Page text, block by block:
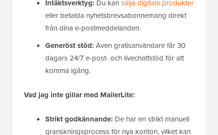
Intäktsverktyg: Du kan sälja digitala produkter
eller betalda nyhetsbrevsabonnemang direkt
från dina e-postmeddelanden.
Generöst stöd: Även gratisanvändare får 30
dagars 24/7 e-post- och livechattstöd för att
komma igång.
Vad jag inte gillar med MailerLite:
Strikt godkännande: De har en strikt manuell
granskningsprocess för nya konton, vilket kan